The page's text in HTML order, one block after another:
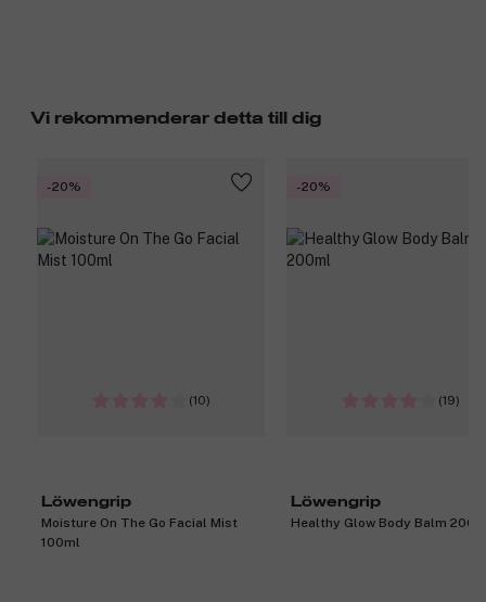
Vi rekommenderar detta till dig
-20%
(10)
Löwengrip
Moisture On The Go Facial Mist
100ml
-20%
(19)
Löwengrip
Healthy Glow Body Balm